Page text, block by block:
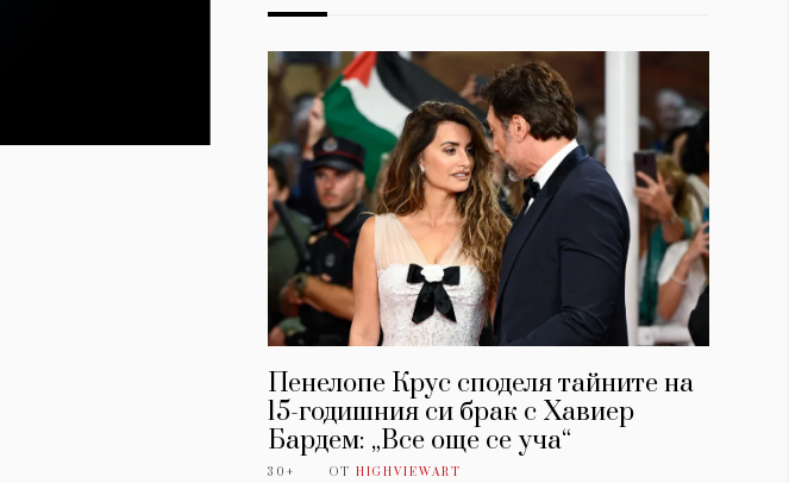
Пенелопе Крус споделя тайните на
15-годишния си брак с Хавиер
Бардем: „Все още се уча“
30+ ОТ HIGHVIEWART